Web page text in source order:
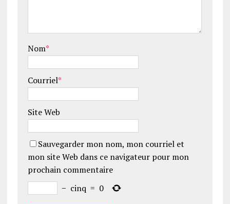
Nom*
Courriel*
Site Web
Sauvegarder mon nom, mon courriel et
mon site Web dans ce navigateur pour mon
prochain commentaire
− cinq = 0